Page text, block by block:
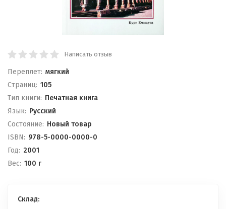
Написать отзыв
Переплет: мягкий
Cтраниц: 105
Тип книги: Печатная книга
Язык: Русский
Состояние: Новый товар
ISBN: 978-5-0000-0000-0
Год: 2001
Вес: 100 г
Склад: